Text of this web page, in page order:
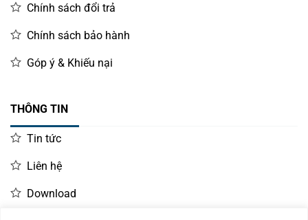
Chính sách đổi trả
Chính sách bảo hành
Góp ý & Khiếu nại
THÔNG TIN
Tin tức
Liên hệ
Download